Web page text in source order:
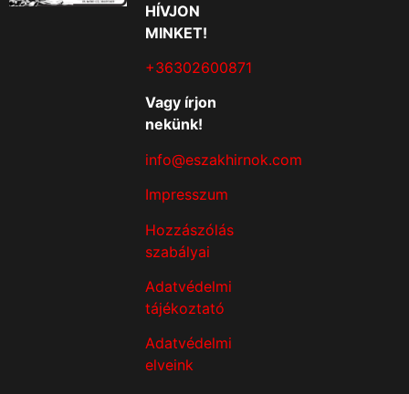
HÍVJON
MINKET!
+36302600871
Vagy írjon
nekünk!
info@eszakhirnok.com
Impresszum
Hozzászólás
szabályai
Adatvédelmi
tájékoztató
Adatvédelmi
elveink